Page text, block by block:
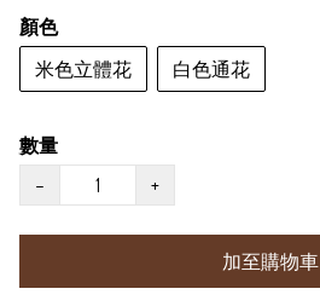
顏色
米色立體花
白色通花
數量
−
+
加至購物車